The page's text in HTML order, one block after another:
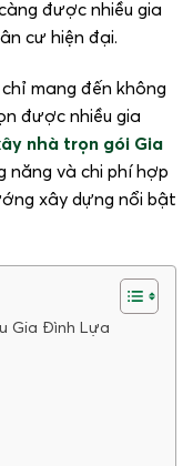
được nhiều gia
cư hiện đại.
chỉ mang đến không
được nhiều gia
nhà trọn gói Gia
năng và chi phí hợp
xây dựng nổi bật
Gia Đình Lựa